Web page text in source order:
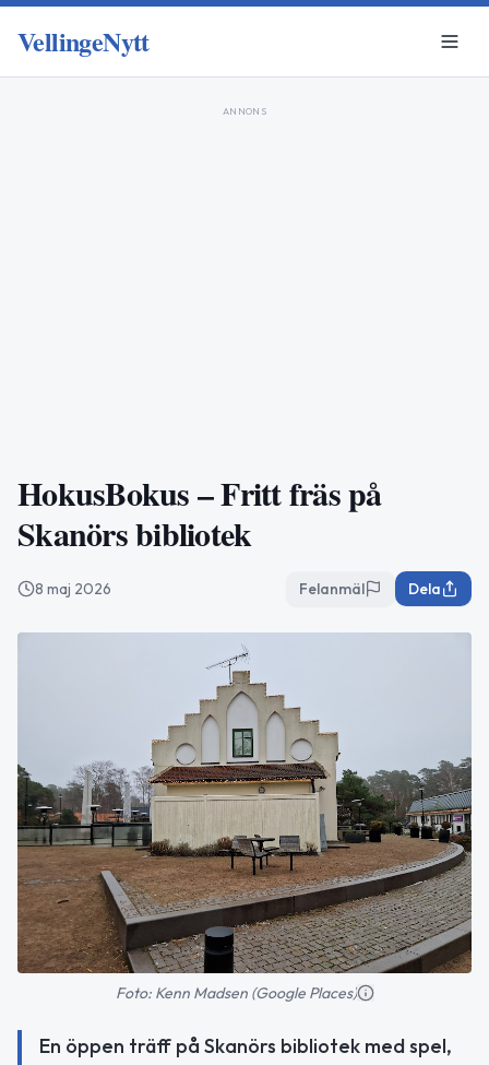
VellingeNytt
ANNONS
HokusBokus – Fritt fräs på
Skanörs bibliotek
8 maj 2026 Felanmäl Dela
Foto: Kenn Madsen (Google Places)
En öppen träff på Skanörs bibliotek med spel,